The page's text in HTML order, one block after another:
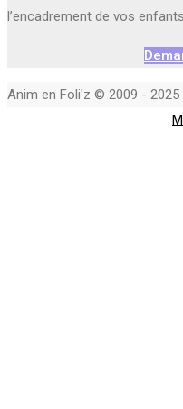
l’encadrement de vos
Anim en Foli'z © 2009 -